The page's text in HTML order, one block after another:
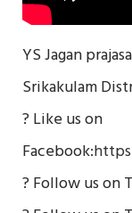
YS Jagan
Srikakulam
? Like us on
Facebook:
? Follow us on